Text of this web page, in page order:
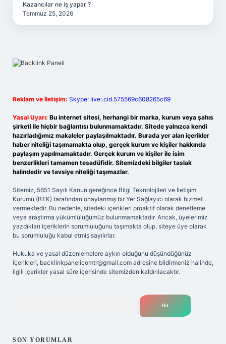
Kazancılar ne iş yapar ?
Temmuz 25, 2026
Reklam ve İletişim: Skype: live:.cid.575569c608265c69
Yasal Uyarı: Bu internet sitesi, herhangi bir marka, kurum veya şahıs
şirketi ile hiçbir bağlantısı bulunmamaktadır. Sitede yalnızca kendi
hazırladığımız makaleler paylaşılmaktadır. Burada yer alan içerikler
haber niteliği taşımamakta olup, gerçek kurum ve kişiler hakkında
paylaşım yapılmamaktadır. Gerçek kurum ve kişiler ile isim
benzerlikleri tamamen tesadüfidir. Sitemizdeki bilgiler taslak
halindedir ve tavsiye niteliği taşımazlar.
Sitemiz, 5651 Sayılı Kanun gereğince Bilgi Teknolojileri ve İletişim
Kurumu (BTK) tarafından onaylanmış bir Yer Sağlayıcı olarak hizmet
vermektedir. Bu nedenle, sitedeki içerikleri proaktif olarak denetleme
veya araştırma yükümlülüğümüz bulunmamaktadır. Ancak, üyelerimiz
yazdıkları içeriklerin sorumluluğunu taşımakta olup, siteye üye olarak
bu sorumluluğu kabul etmiş sayılırlar.
Hukuka ve yasal düzenlemelere aykırı olduğunu düşündüğünüz
içerikleri, backlinkpanelicomtr@gmail.com adresine bildirmeniz halinde,
ilgili içerikler yasal süre içerisinde sitemizden kaldırılacaktır.
SON YORUMLAR